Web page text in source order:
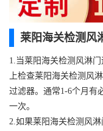
莱阳海关检测风
1.当莱阳海关检测风淋
上检查莱阳海关检测风
过滤器。通常1-6个月有
一次。
2.如果莱阳海关检测风